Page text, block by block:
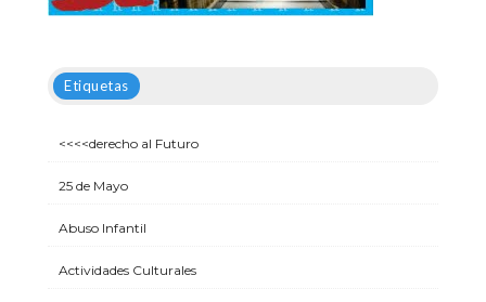
Etiquetas
<<<<derecho al Futuro
25 de Mayo
Abuso Infantil
Actividades Culturales